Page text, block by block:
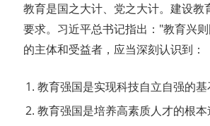
教育是国之大计、党之大计。建设
要求。习近平总书记指出："教育兴
的主体和受益者，应当深刻认识到：
教育强国是实现科技自立自强的基
教育强国是培养高素质人才的根